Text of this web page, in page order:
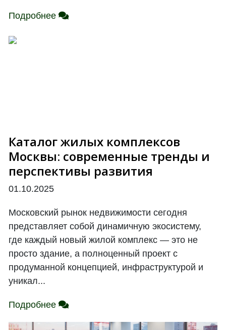
Подробнее
Каталог жилых комплексов
Москвы: современные тренды и
перспективы развития
01.10.2025
Московский рынок недвижимости сегодня
представляет собой динамичную экосистему,
где каждый новый жилой комплекс — это не
просто здание, а полноценный проект с
продуманной концепцией, инфраструктурой и
уникал...
Подробнее